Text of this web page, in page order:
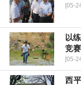
[05-
以
竞
[05-
西